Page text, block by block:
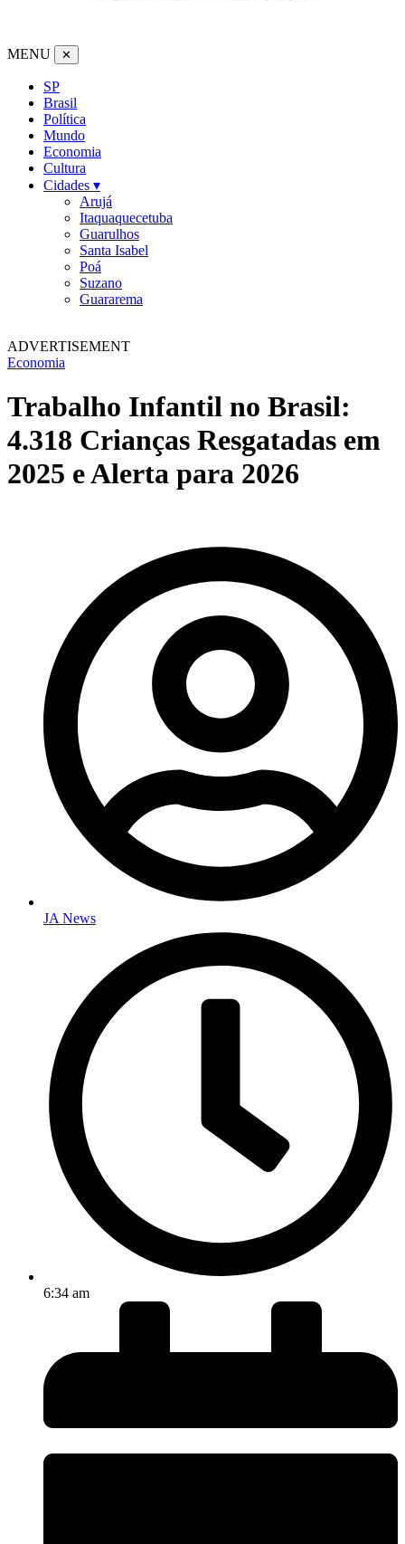
MENU ✕
SP
Brasil
Política
Mundo
Economia
Cultura
Cidades ▾
Arujá
Itaquaquecetuba
Guarulhos
Santa Isabel
Poá
Suzano
Guararema
ADVERTISEMENT
Economia
Trabalho Infantil no Brasil:
4.318 Crianças Resgatadas em
2025 e Alerta para 2026
JA News
6:34 am